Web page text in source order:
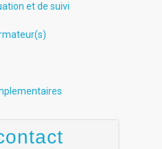
et de suivi